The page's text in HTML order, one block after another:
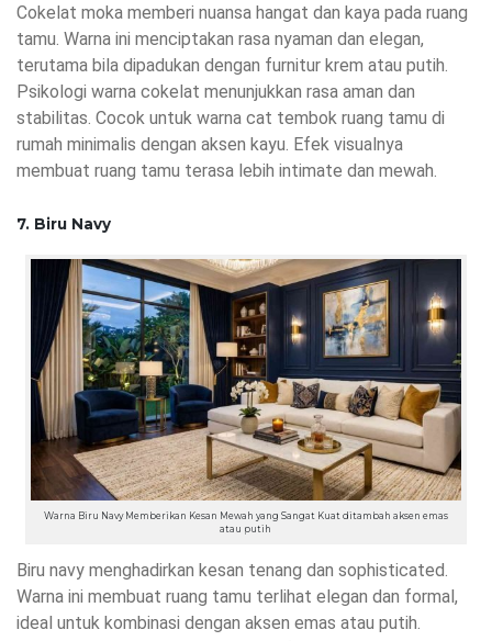
Cokelat moka memberi nuansa hangat dan kaya pada ruang
tamu. Warna ini menciptakan rasa nyaman dan elegan,
terutama bila dipadukan dengan furnitur krem atau putih.
Psikologi warna cokelat menunjukkan rasa aman dan
stabilitas. Cocok untuk warna cat tembok ruang tamu di
rumah minimalis dengan aksen kayu. Efek visualnya
membuat ruang tamu terasa lebih intimate dan mewah.
7. Biru Navy
Warna Biru Navy Memberikan Kesan Mewah yang Sangat Kuat ditambah aksen emas
atau putih
Biru navy menghadirkan kesan tenang dan sophisticated.
Warna ini membuat ruang tamu terlihat elegan dan formal,
ideal untuk kombinasi dengan aksen emas atau putih.